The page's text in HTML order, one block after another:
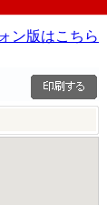
ン版はこちら